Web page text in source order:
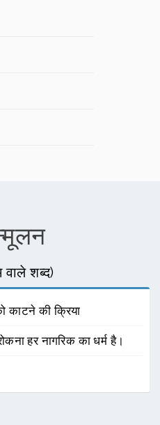
वाले शब्द)
काटने की क्रिया
हर नागरिक का धर्म है।